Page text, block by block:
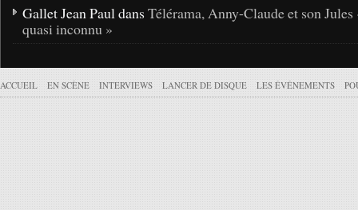
Gallet Jean Paul dans Télérama, Anny-Claude et son Jules
quasi inconnu »
ACCUEIL EN SCÈNE INTERVIEWS LANCER DE DISQUE LES ÉVÉNEMENTS